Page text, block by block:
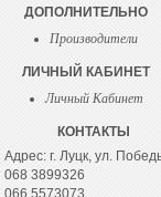
ДОПОЛНИТЕЛЬНО
Производители
ЛИЧНЫЙ КАБИНЕТ
Личный Кабинет
КОНТАКТЫ
Адрес: г. Луцк, ул.
068 3899326
066 5573073